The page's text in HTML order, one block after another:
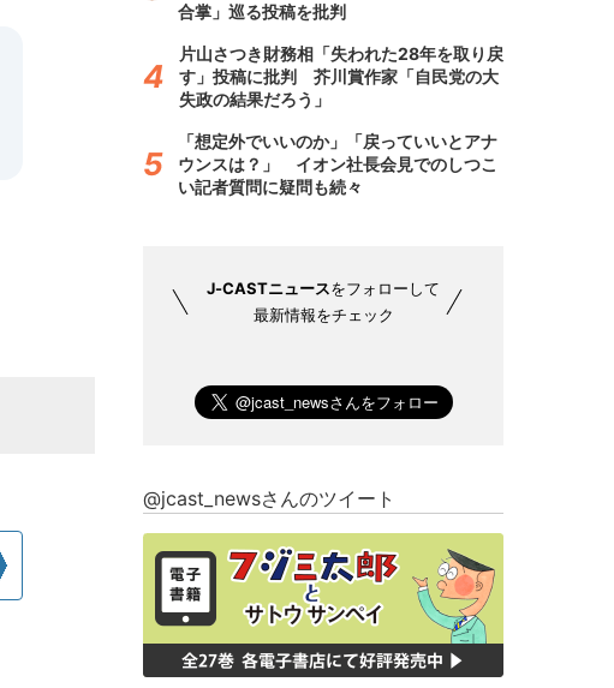
合掌」巡る投稿を批判
片山さつき財務相「失われた28年を取り戻
す」投稿に批判 芥川賞作家「自民党の大
失政の結果だろう」
「想定外でいいのか」「戻っていいとアナ
ウンスは？」 イオン社長会見でのしつこ
い記者質問に疑問も続々
J-CASTニュースをフォローして
最新情報をチェック
@jcast_newsさんのツイート